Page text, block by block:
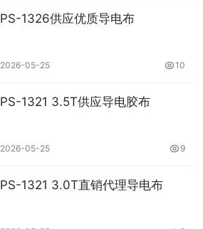
PS-1326供应优质导电布
2026-05-25 10
PS-1321 3.5T供应导电胶布
2026-05-25 9
PS-1321 3.0T直销代理导电布